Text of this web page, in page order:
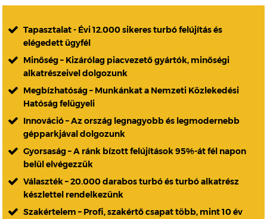
Tapasztalat - Évi 12.000 sikeres turbó felújítás és
elégedett ügyfél
Minőség – Kizárólag piacvezető gyártók, minőségi
alkatrészeivel dolgozunk
Megbízhatóság – Munkánkat a Nemzeti Közlekedési
Hatóság felügyeli
Innováció – Az ország legnagyobb és legmodernebb
gépparkjával dolgozunk
Gyorsaság – A ránk bízott felújítások 95%-át fél napon
belül elvégezzük
Választék – 20.000 darabos turbó és turbó alkatrész
készlettel rendelkezünk
Szakértelem – Profi, szakértő csapat több, mint 10 év